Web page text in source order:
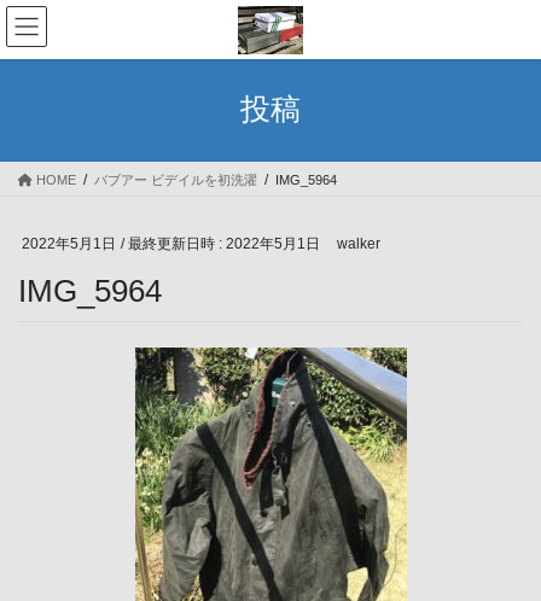
コ
ン
テ
ス
ナ
ビ
ゲ
ン
投稿
HOME バブアー ビデイルを初洗濯 IMG_5964
2022年5月1日 / 最終更新日時 : 2022年5月1日 walker
IMG_5964